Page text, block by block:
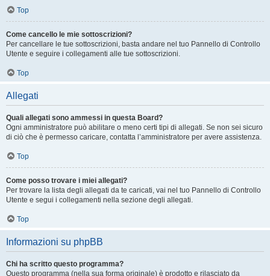
Top
Come cancello le mie sottoscrizioni?
Per cancellare le tue sottoscrizioni, basta andare nel tuo Pannello di Controllo
Utente e seguire i collegamenti alle tue sottoscrizioni.
Top
Allegati
Quali allegati sono ammessi in questa Board?
Ogni amministratore può abilitare o meno certi tipi di allegati. Se non sei sicuro
di ciò che è permesso caricare, contatta l’amministratore per avere assistenza.
Top
Come posso trovare i miei allegati?
Per trovare la lista degli allegati da te caricati, vai nel tuo Pannello di Controllo
Utente e segui i collegamenti nella sezione degli allegati.
Top
Informazioni su phpBB
Chi ha scritto questo programma?
Questo programma (nella sua forma originale) è prodotto e rilasciato da